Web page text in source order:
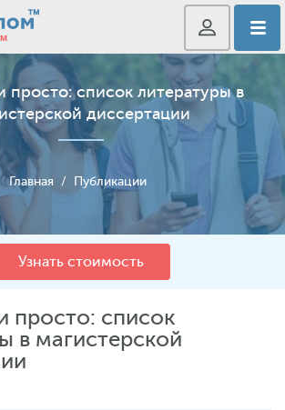
просто: список литературы в
диссертации
Главная / Публикации
Узнать стоимость
просто: список
в магистерской